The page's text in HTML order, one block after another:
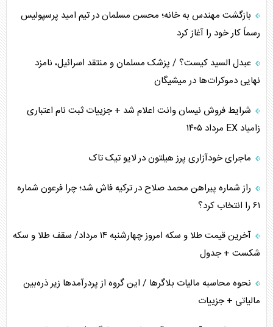
بازگشت مهندس به خانه؛ محسن مسلمان در تیم امید پرسپولیس
رسماً کار خود را آغاز کرد
عبدل السید کیست؟ / پزشک مسلمان و منتقد اسرائیل، نامزد
نهایی دموکرات‌ها در میشیگان
شرایط فروش نیسان وانت اعلام شد + جزییات ثبت نام اعتباری
زامیاد EX مرداد ۱۴۰۵
ماجرای خودآزاری پرز هیلتون در لایو تیک تاک
راز شماره پیراهن محمد صلاح در ترکیه فاش شد؛ چرا فرعون شماره
۶۱ را انتخاب کرد؟
آخرین قیمت طلا و سکه امروز چهارشنبه ۱۴ مرداد/ سقف طلا و سکه
شکست + جدول
نحوه محاسبه مالیات بلاگر‌ها / این گروه از پردرآمد‌ها زیر ذره‌بین
مالیاتی + جزییات